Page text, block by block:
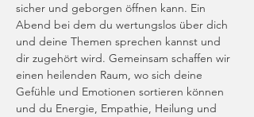
sicher und geborgen öffnen kann. Ein
Abend bei dem du wertungslos über dich
und deine Themen sprechen kannst und
dir zugehört wird. Gemeinsam schaffen wir
einen heilenden Raum, wo sich deine
Gefühle und Emotionen sortieren können
und du Energie, Empathie, Heilung und